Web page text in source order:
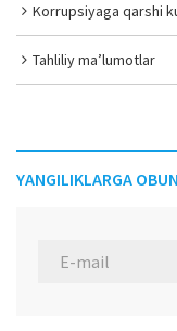
Korrupsiyaga qarshi
Tahliliy ma’lumotlar
YANGILIKLARGA